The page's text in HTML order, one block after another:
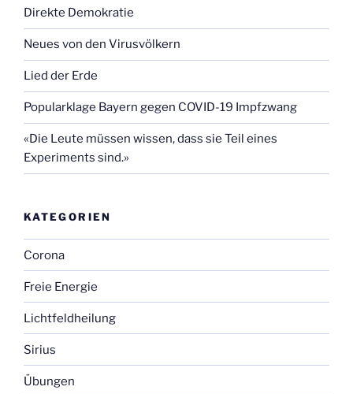
Direkte Demokratie
Neues von den Virusvölkern
Lied der Erde
Popularklage Bayern gegen COVID-19 Impfzwang
«Die Leute müssen wissen, dass sie Teil eines
Experiments sind.»
KATEGORIEN
Corona
Freie Energie
Lichtfeldheilung
Sirius
Übungen